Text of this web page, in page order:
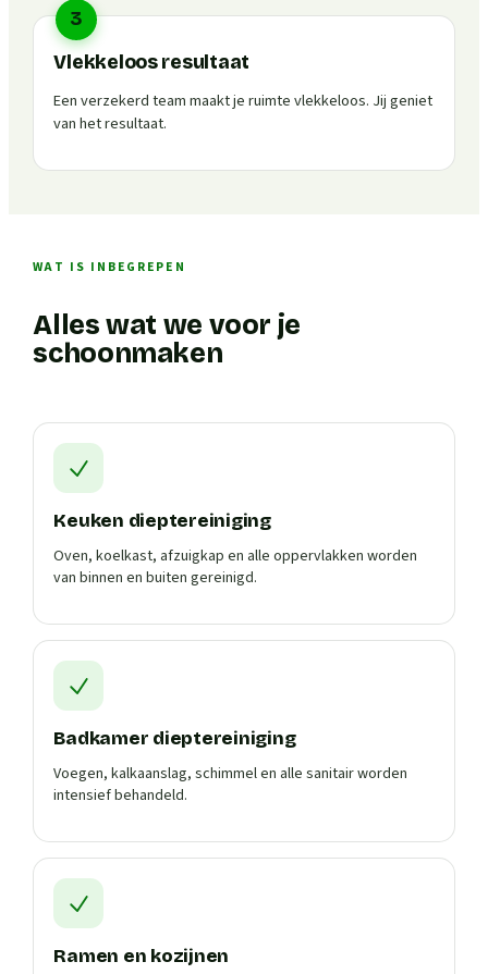
3
Vlekkeloos resultaat
Een verzekerd team maakt je ruimte vlekkeloos. Jij geniet
van het resultaat.
WAT IS INBEGREPEN
Alles wat we voor je
schoonmaken
Keuken dieptereiniging
Oven, koelkast, afzuigkap en alle oppervlakken worden
van binnen en buiten gereinigd.
Badkamer dieptereiniging
Voegen, kalkaanslag, schimmel en alle sanitair worden
intensief behandeld.
Ramen en kozijnen